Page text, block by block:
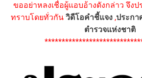
ขออย่าหลงเชื่อผู้แอบอ้างดังกล่าว จึง
ทราบโดยทั่วกัน วิดีโอคำชี้แจง ,ประกา
ตำรวจแห่งชาติ